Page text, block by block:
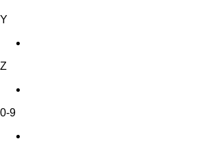
Y
Z
0-9